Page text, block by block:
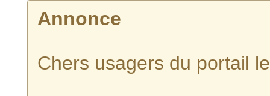
Annonce
Chers usagers du portail